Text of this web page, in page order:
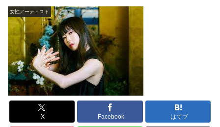
女性アーティスト
X Facebook はてブ